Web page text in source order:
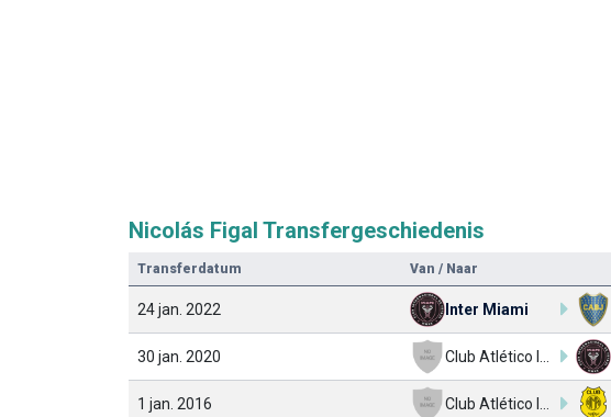
Nicolás Figal Transfergeschiedenis
Transferdatum Van / Naar
24 jan. 2022 Inter Miami
30 jan. 2020
1 jan. 2016